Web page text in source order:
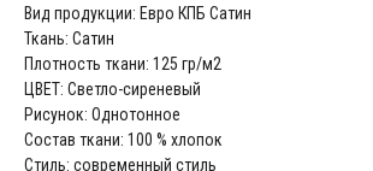
Вид продукции: Евро КПБ Сатин
Ткань: Сатин
Плотность ткани: 125 гр/м2
ЦВЕТ: Светло-сиреневый
Рисунок: Однотонное
Состав ткани: 100 % хлопок
Стиль: современный стиль